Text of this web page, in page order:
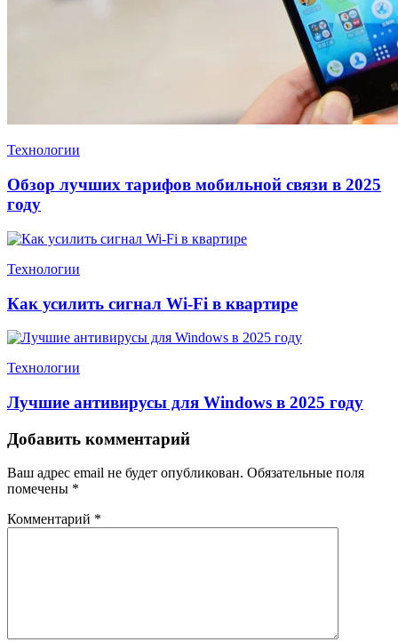
Технологии
Обзор лучших тарифов мобильной связи в 2025
году
Технологии
Как усилить сигнал Wi-Fi в квартире
Технологии
Лучшие антивирусы для Windows в 2025 году
Добавить комментарий
Ваш адрес email не будет опубликован. Обязательные поля
помечены *
Комментарий *